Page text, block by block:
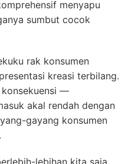
menyapu
sumbut cocok
rak konsumen
kreasi terbilang.
konsekuensi —
akal rendah dengan
gayang konsumen